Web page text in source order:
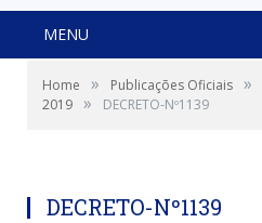
MENU
Home » Publicações Oficiais »
2019 » DECRETO-Nº1139
DECRETO-Nº1139